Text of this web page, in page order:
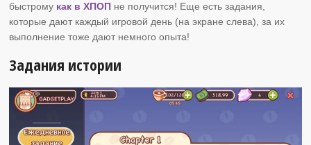
быстрому как в ХПОП не получится! Еще есть задания,
которые дают каждый игровой день (на экране слева), за их
выполнение тоже дают немного опыта!
Задания истории